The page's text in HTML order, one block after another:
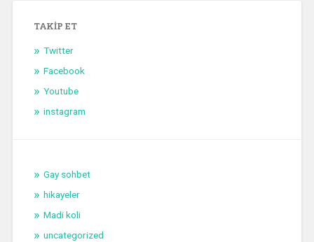
TAKIP ET
Twitter
Facebook
Youtube
instagram
Gay sohbet
hikayeler
Madi koli
uncategorized